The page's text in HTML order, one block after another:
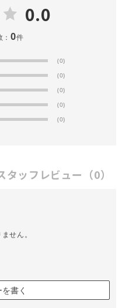
0.0
0件
(0)
(0)
(0)
(0)
(0)
タッフレビュー （0）
せん。
書く